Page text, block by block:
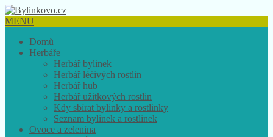
MENU
Domů
Herbáře
Herbář bylinek
Herbář léčivých rostlin
Herbář hub
Herbář užitkových rostlin
Kdy sbírat bylinky a rostlinky
Seznam bylinek a rostlinek
Ovoce a zelenina